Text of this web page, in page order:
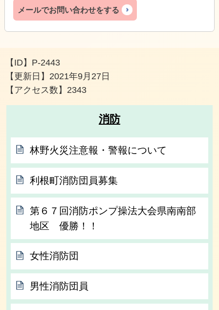
メールでお問い合わせをする
【ID】 P-2443
【更新日】 2021年9月27日
【アクセス数】 2343
消防
林野火災注意報・警報について
利根町消防団員募集
第６７回消防ポンプ操法大会県南南部
地区 優勝！！
女性消防団
男性消防団員